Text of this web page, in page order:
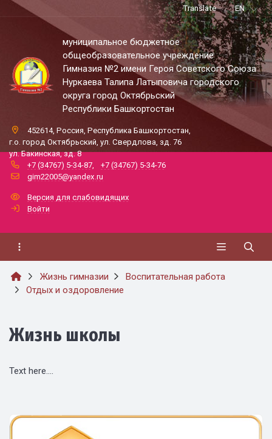
Translate EN
муниципальное бюджетное
общеобразовательное учреждение
Гимназия №2 имени Героя Советского Союза
Нуркаева Талипа Латыповича городского
округа город Октябрьский
Республики Башкортостан
452614, Россия, Республика Башкортостан,
г.о. город Октябрьский, ул. Свердлова, зд. 76
ул. Бакинская, зд. 8
+7 (34767) 5-34-87
+7 (34767) 5-34-76
gim22005@yandex.ru
Версия для слабовидящих
Войти
Жизнь гимназии
Воспитательная работа
Отдых и оздоровление
Жизнь школы
Text here....